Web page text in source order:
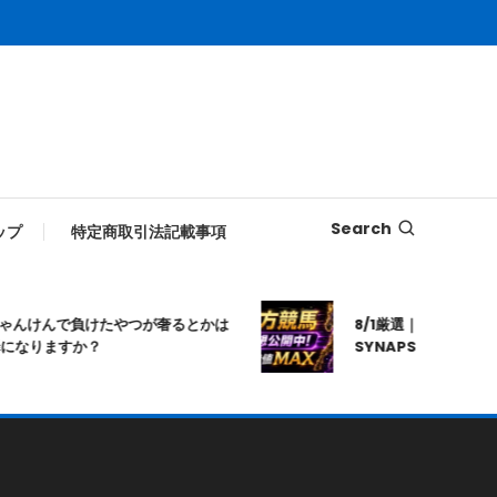
プ 特定商取引法記載事項 Search
んで負けたやつが奢るとかは
ますか？
8/1厳選｜高知10R｜
SYNAPSE｜シナプス｜地